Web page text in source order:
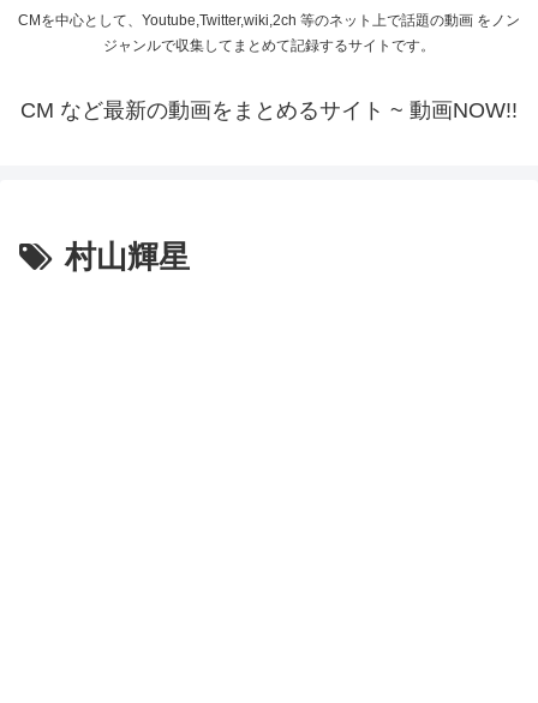
CMを中心として、Youtube,Twitter,wiki,2ch 等のネット上で話題の動画 をノン
ジャンルで収集してまとめて記録するサイトです。
CM など最新の動画をまとめるサイト ~ 動画NOW!!
村山輝星